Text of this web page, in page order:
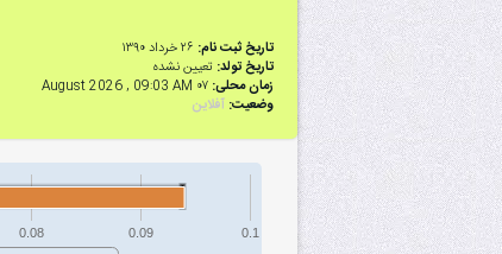
تاریخ ثبت نام: ۲۶ خرداد ۱۳۹۰
تاریخ تولد: تعیین نشده
زمان محلی: ۰۷ August 2026 , 09:03 AM
وضعیت: آفلاین
0.08 0.09 0.1